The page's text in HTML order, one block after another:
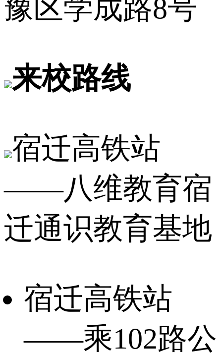
豫区学成路8号
来校路线
宿迁高铁站
——八维教育宿
迁通识教育基地
宿迁高铁站
——乘102路公